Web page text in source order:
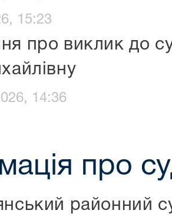
15:23
про виклик до
14:36
про
районний